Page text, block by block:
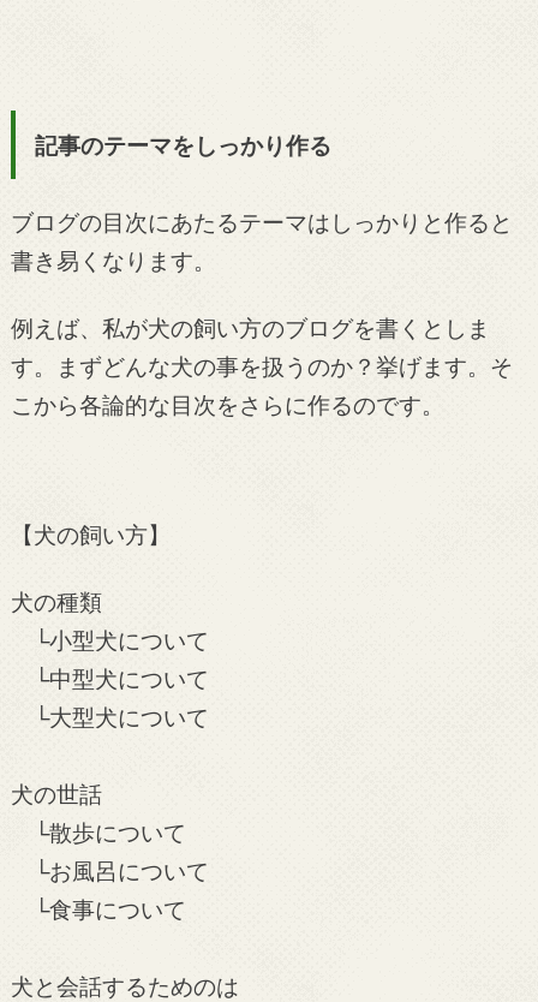
記事のテーマをしっかり作る
ブログの目次にあたるテーマはしっかりと作ると
書き易くなります。
例えば、私が犬の飼い方のブログを書くとしま
す。まずどんな犬の事を扱うのか？挙げます。そ
こから各論的な目次をさらに作るのです。
【犬の飼い方】
犬の種類
└小型犬について
└中型犬について
└大型犬について
犬の世話
└散歩について
└お風呂について
└食事について
犬と会話するためのは